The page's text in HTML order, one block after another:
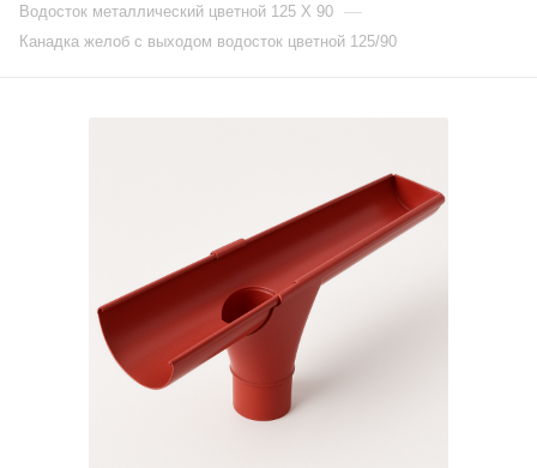
Водосток металлический цветной 125 X 90 —
Канадка желоб с выходом водосток цветной 125/90